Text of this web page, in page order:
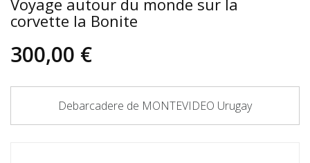
Voyage autour du monde sur la
corvette la Bonite
300,00 €
Debarcadere de MONTEVIDEO Urugay